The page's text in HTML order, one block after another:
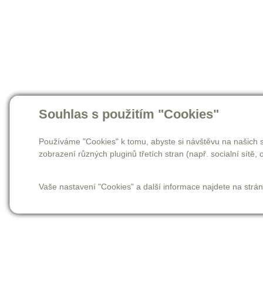
Souhlas s použitím "Cookies"
Používáme "Cookies" k tomu, abyste si návštěvu na
zobrazení různých pluginů třetích stran (např. socialní sítě,
Vaše nastavení "Cookies" a další informace najdete na